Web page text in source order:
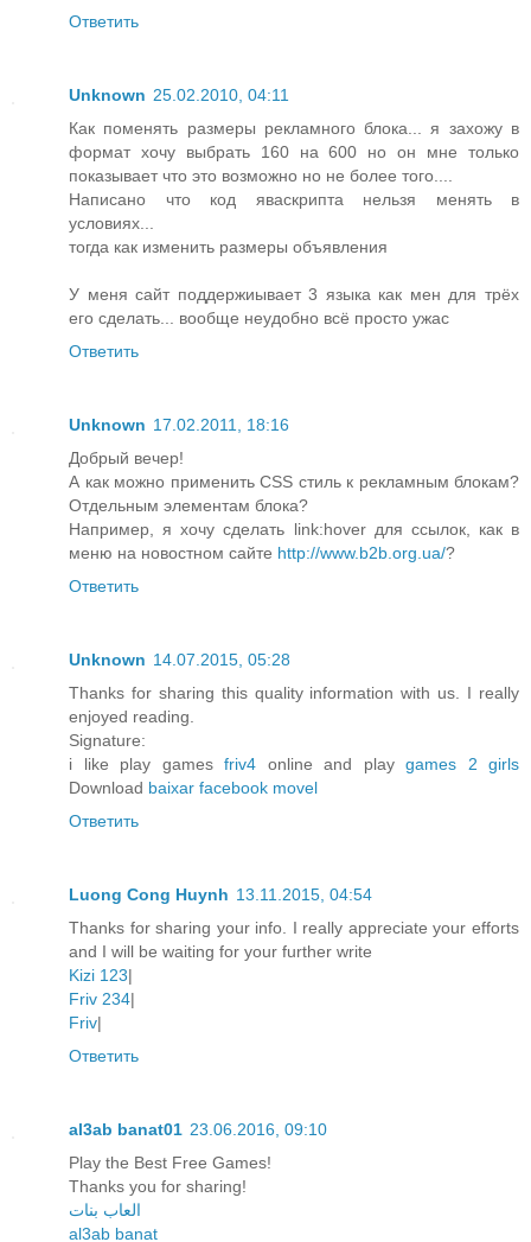
Ответить
Unknown 25.02.2010, 04:11
Как поменять размеры рекламного блока... я захожу в
формат хочу выбрать 160 на 600 но он мне только
показывает что это возможно но не более того....
Написано что код яваскрипта нельзя менять в
условиях...
тогда как изменить размеры объявления
У меня сайт поддержиывает 3 языка как мен для трёх
его сделать... вообще неудобно всё просто ужас
Ответить
Unknown 17.02.2011, 18:16
Добрый вечер!
А как можно применить CSS стиль к рекламным блокам?
Отдельным элементам блока?
Например, я хочу сделать link:hover для ссылок, как в
меню на новостном сайте http://www.b2b.org.ua/?
Ответить
Unknown 14.07.2015, 05:28
Thanks for sharing this quality information with us. I really
enjoyed reading.
Signature:
i like play games friv4 online and play games 2 girls
Download baixar facebook movel
Ответить
Luong Cong Huynh 13.11.2015, 04:54
Thanks for sharing your info. I really appreciate your efforts
and I will be waiting for your further write
Kizi 123|
Friv 234|
Friv|
Ответить
al3ab banat01 23.06.2016, 09:10
Play the Best Free Games!
Thanks you for sharing!
العاب بنات
al3ab banat